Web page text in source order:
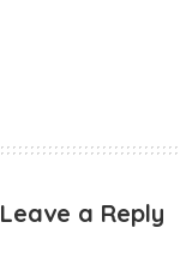
Leave a Reply